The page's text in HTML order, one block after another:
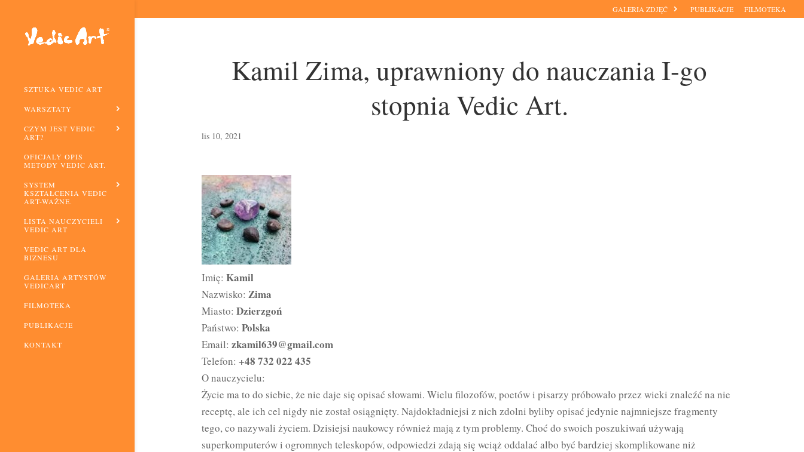
GALERIA ZDJĘĆ PUBLIKACJE FILMOTEKA
SZTUKA VEDIC ART
WARSZTATY
CZYM JEST VEDIC
ART?
OFICJALY OPIS
METODY VEDIC ART.
SYSTEM
KSZTAŁCENIA VEDIC
ART-WAŻNE.
LISTA NAUCZYCIELI
VEDIC ART
VEDIC ART DLA
BIZNESU
GALERIA ARTYSTÓW
VEDICART
FILMOTEKA
PUBLIKACJE
KONTAKT
Kamil Zima, uprawniony do nauczania I-go
stopnia Vedic Art.
lis 10, 2021
Imię: Kamil
Nazwisko: Zima
Miasto: Dzierzgoń
Państwo: Polska
Email: zkamil639@gmail.com
Telefon: +48 732 022 435
O nauczycielu:
Życie ma to do siebie, że nie daje się opisać słowami. Wielu filozofów, poetów i pisarzy próbowało przez wieki znaleźć na nie
receptę, ale ich cel nigdy nie został osiągnięty. Najdokładniejsi z nich zdolni byliby opisać jedynie najmniejsze fragmenty
tego, co nazywali życiem. Dzisiejsi naukowcy również mają z tym problemy. Choć do swoich poszukiwań używają
superkomputerów i ogromnych teleskopów, odpowiedzi zdają się wciąż oddalać albo być bardziej skomplikowane niż